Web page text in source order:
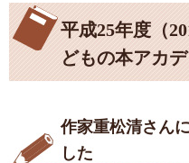
平成25年度（
どもの本アカ
作家重松清さん
した